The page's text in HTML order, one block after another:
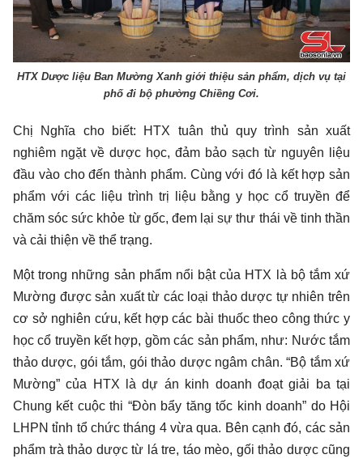
HTX Dược liệu Ban Mường Xanh giới thiệu sản phẩm, dịch vụ tại
phố đi bộ phường Chiềng Cơi.
Chị Nghĩa cho biết: HTX tuân thủ quy trình sản xuất
nghiêm ngặt về dược học, đảm bảo sạch từ nguyên liệu
đầu vào cho đến thành phẩm. Cùng với đó là kết hợp sản
phẩm với các liệu trình trị liệu bằng y học cổ truyền để
chăm sóc sức khỏe từ gốc, đem lại sự thư thái về tinh thần
và cải thiện về thể trạng.
Một trong những sản phẩm nổi bật của HTX là bộ tắm xứ
Mường được sản xuất từ các loại thảo dược tự nhiên trên
cơ sở nghiên cứu, kết hợp các bài thuốc theo công thức y
học cổ truyền kết hợp, gồm các sản phẩm, như: Nước tắm
thảo dược, gói tắm, gói thảo dược ngâm chân. “Bộ tắm xứ
Mường” của HTX là dự án kinh doanh đoạt giải ba tại
Chung kết cuộc thi “Đòn bẩy tăng tốc kinh doanh” do Hội
LHPN tỉnh tổ chức tháng 4 vừa qua. Bên cạnh đó, các sản
phẩm trà thảo dược từ lá tre, táo mèo, gối thảo dược cũng